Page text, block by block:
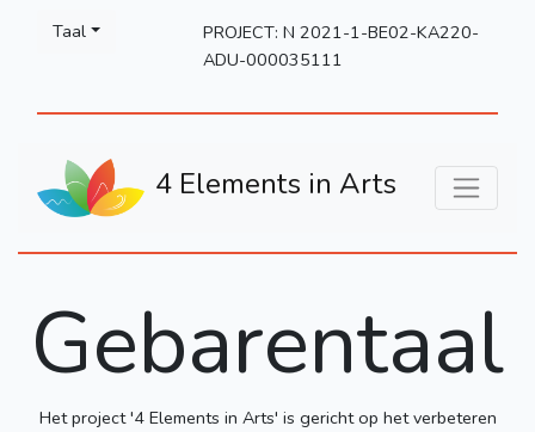
accessibility
system.
Taal
PROJECT: N 2021-1-BE02-KA220-
ADU-000035111
4 Elements in Arts
Gebarentaal
Het project '4 Elements in Arts' is gericht op het verbeteren